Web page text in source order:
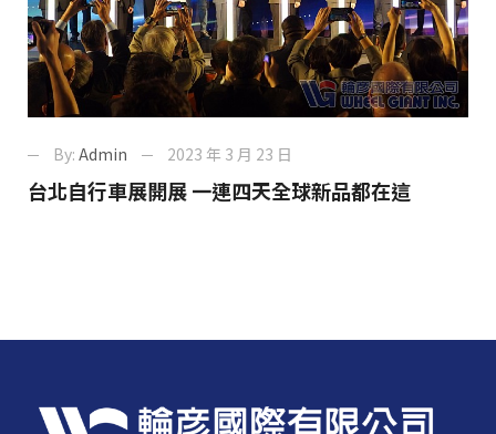
By: Admin 2023 年 3 月 23 日
台北自行車展開展 一連四天全球新品都在這